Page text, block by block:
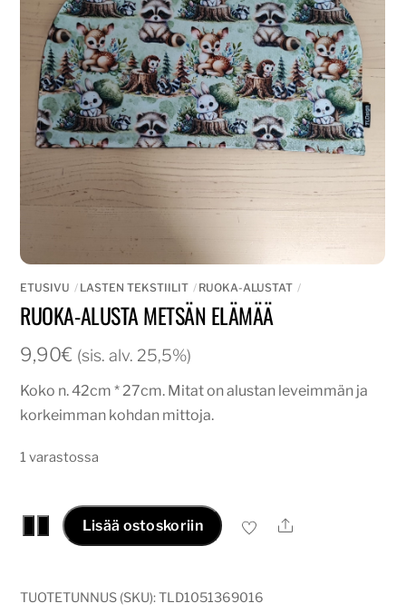
ETUSIVU LASTEN TEKSTIILIT RUOKA-ALUSTAT
RUOKA-ALUSTA METSÄN ELÄMÄÄ
9,90€ (sis. alv. 25,5%)
Koko n. 42cm * 27cm. Mitat on alustan leveimmän ja
korkeimman kohdan mittoja.
1 varastossa
Ruoka-
alusta
elämää
Lisää ostoskoriin Ale
TUOTETUNNUS (SKU):TLD1051369016